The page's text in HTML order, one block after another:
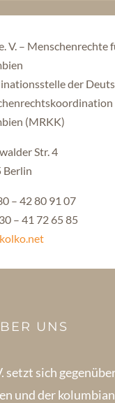
V. – Menschenrechte
der
(MRKK)
Str. 4
Berlin
– 42 80 91 07
– 41 72 65 85
UNS
setzt sich
und der